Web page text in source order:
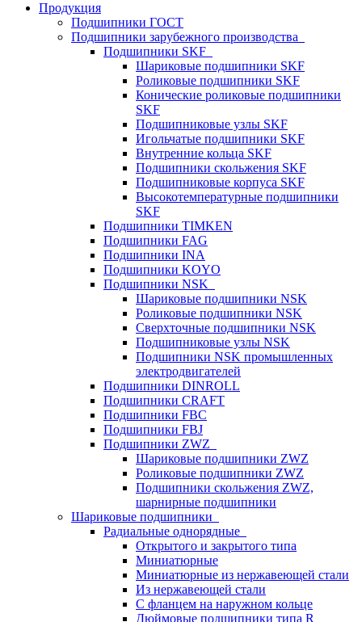
Продукция
Подшипники ГОСТ
Подшипники зарубежного производства
Подшипники SKF
Шариковые подшипники SKF
Роликовые подшипники SKF
Конические роликовые подшипники
SKF
Подшипниковые узлы SKF
Игольчатые подшипники SKF
Внутренние кольца SKF
Подшипники скольжения SKF
Подшипниковые корпуса SKF
Высокотемпературные подшипники
SKF
Подшипники TIMKEN
Подшипники FAG
Подшипники INA
Подшипники KOYO
Подшипники NSK
Шариковые подшипники NSK
Роликовые подшипники NSK
Сверхточные подшипники NSK
Подшипниковые узлы NSK
Подшипники NSK промышленных
электродвигателей
Подшипники DINROLL
Подшипники CRAFT
Подшипники FBC
Подшипники FBJ
Подшипники ZWZ
Шариковые подшипники ZWZ
Роликовые подшипники ZWZ
Подшипники скольжения ZWZ,
шарнирные подшипники
Шариковые подшипники
Радиальные однорядные
Открытого и закрытого типа
Миниатюрные
Миниатюрные из нержавеющей стали
Из нержавеющей стали
С фланцем на наружном кольце
Дюймовые подшипники типа R